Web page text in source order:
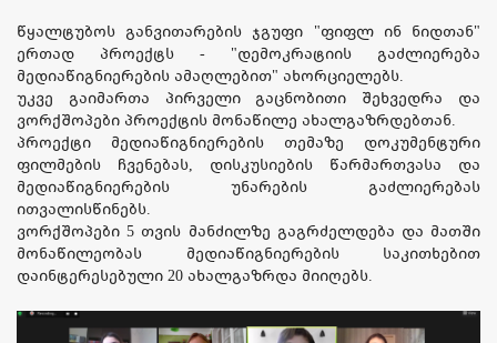
წყალტუბოს განვითარების ჯგუფი "ფიფლ ინ ნიდთან"
ერთად პროექტს - "დემოკრატიის გაძლიერება
მედიაწიგნიერების ამაღლებით" ახორციელებს.
უკვე გაიმართა პირველი გაცნობითი შეხვედრა და
ვორქშოპები პროექტის მონაწილე ახალგაზრდებთან.
პროექტი მედიაწიგნიერების თემაზე დოკუმენტური
ფილმების ჩვენებას, დისკუსიების წარმართვასა და
მედიაწიგნიერების უნარების გაძლიერებას
ითვალისწინებს.
ვორქშოპები 5 თვის მანძილზე გაგრძელდება და მათში
მონაწილეობას მედიაწიგნიერების საკითხებით
დაინტერესებული 20 ახალგაზრდა მიიღებს.